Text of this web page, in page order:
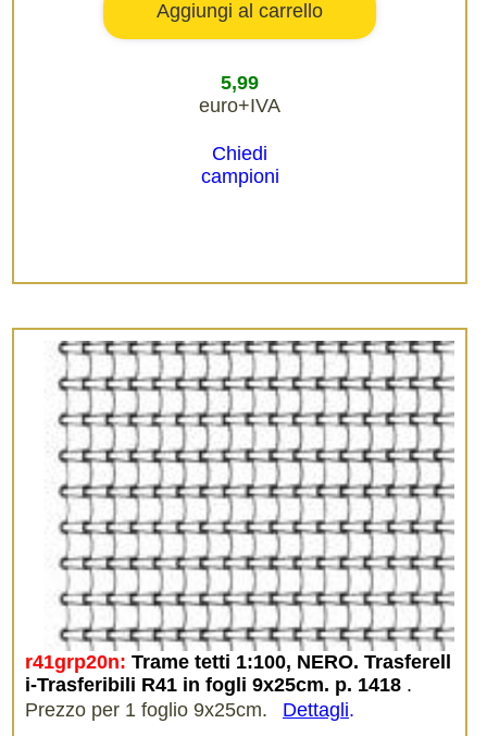
5,99
euro+IVA
Chiedi
campioni
r41grp20n: Trame tetti 1:100, NERO. Trasferell
i-Trasferibili R41 in fogli 9x25cm. p. 1418 .
Prezzo per 1 foglio 9x25cm.
Dettagli.